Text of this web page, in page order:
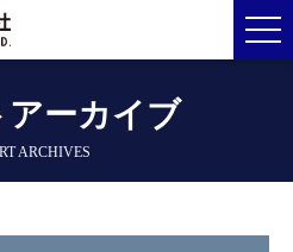
アーカイブ
ARCHIVES